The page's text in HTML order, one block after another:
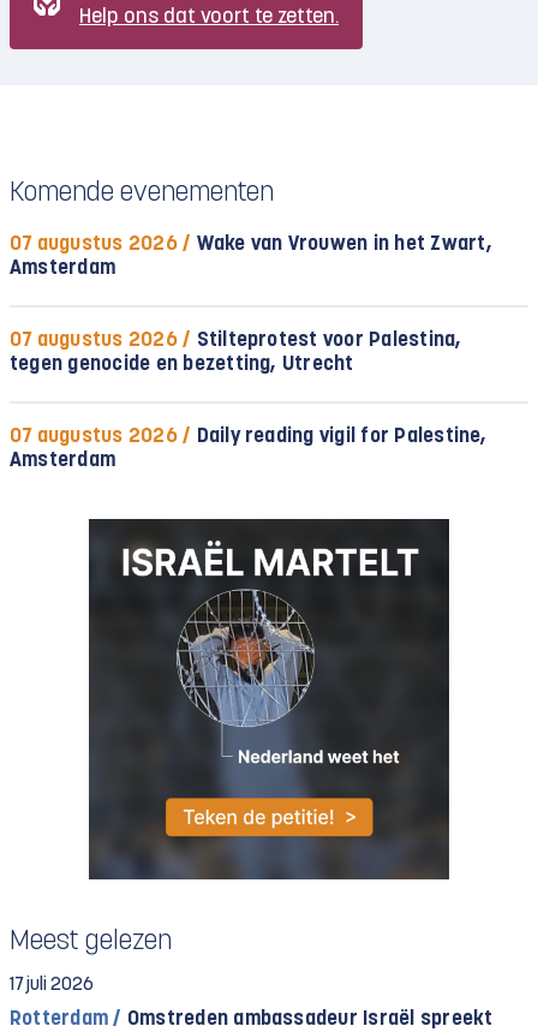
Help ons dat voort te zetten.
Komende evenementen
07 augustus 2026 / Wake van Vrouwen in het Zwart,
Amsterdam
07 augustus 2026 / Stilteprotest voor Palestina,
tegen genocide en bezetting, Utrecht
07 augustus 2026 / Daily reading vigil for Palestine,
Amsterdam
Meest gelezen
17 juli 2026
Rotterdam / Omstreden ambassadeur Israël spreekt